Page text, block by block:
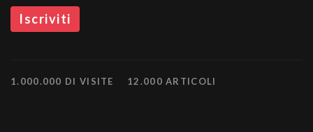
1.000.000 DI VISITE 12.000 ARTICOLI